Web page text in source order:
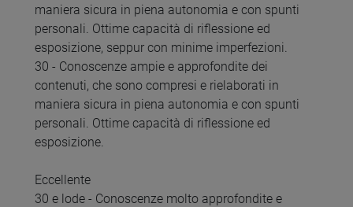
maniera sicura in piena autonomia e con spunti
personali. Ottime capacità di riflessione ed
esposizione, seppur con minime imperfezioni.
30 - Conoscenze ampie e approfondite dei
contenuti, che sono compresi e rielaborati in
maniera sicura in piena autonomia e con spunti
personali. Ottime capacità di riflessione ed
esposizione.
Eccellente
30 e lode - Conoscenze molto approfondite e